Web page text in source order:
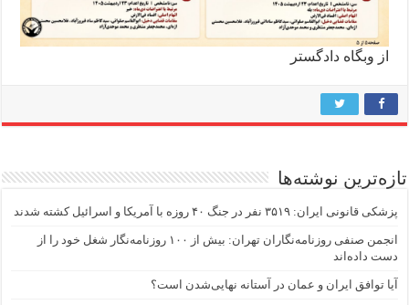
از وبگاه دادگستر
تازه‌ترین نوشته‌ها
پزشکی قانونی ایران: ۳۵۱۹ نفر در جنگ ۴۰ روزه با آمریکا و اسرائیل کشته شدند
انجمن صنفی روزنامه‌نگاران تهران: بیش از ۱۰۰ روزنامه‌نگار شغل خود را از
دست داده‌اند
آیا توافق ایران و عمان در آستانه نهایی‌شدن است؟